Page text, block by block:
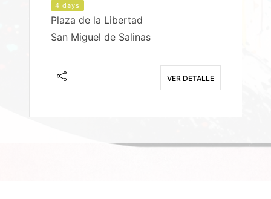
4 days
Plaza de la Libertad
San Miguel de Salinas
VER DETALLE